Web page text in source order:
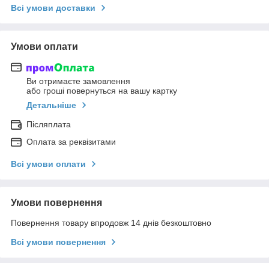
Всі умови доставки
Умови оплати
Ви отримаєте замовлення
або гроші повернуться на вашу картку
Детальніше
Післяплата
Оплата за реквізитами
Всі умови оплати
Умови повернення
Повернення товару впродовж 14 днів безкоштовно
Всі умови повернення